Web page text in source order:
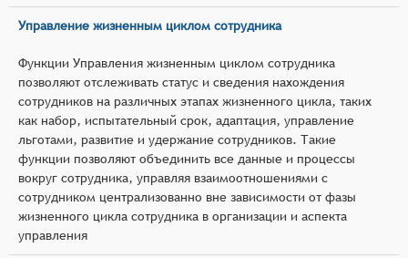
Управление жизненным циклом сотрудника
Функции Управления жизненным циклом сотрудника
позволяют отслеживать статус и сведения нахождения
сотрудников на различных этапах жизненного цикла, таких
как набор, испытательный срок, адаптация, управление
льготами, развитие и удержание сотрудников. Такие
функции позволяют объединить все данные и процессы
вокруг сотрудника, управляя взаимоотношениями с
сотрудником централизованно вне зависимости от фазы
жизненного цикла сотрудника в организации и аспекта
управления